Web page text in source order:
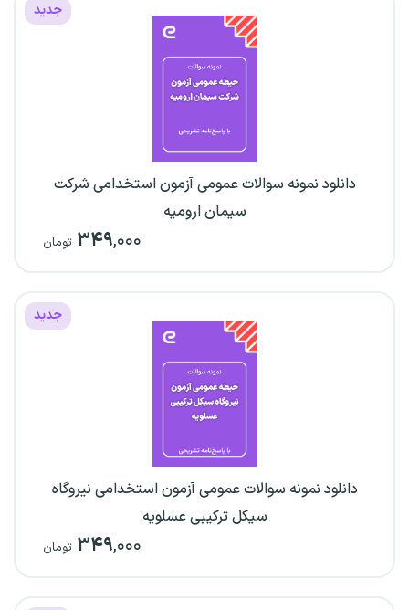
جدید
دانلود نمونه سوالات عمومی آزمون استخدامی شرکت
سیمان ارومیه
۳۴۹,۰۰۰ تومان
جدید
دانلود نمونه سوالات عمومی آزمون استخدامی نیروگاه
سیکل ترکیبی عسلویه
۳۴۹,۰۰۰ تومان